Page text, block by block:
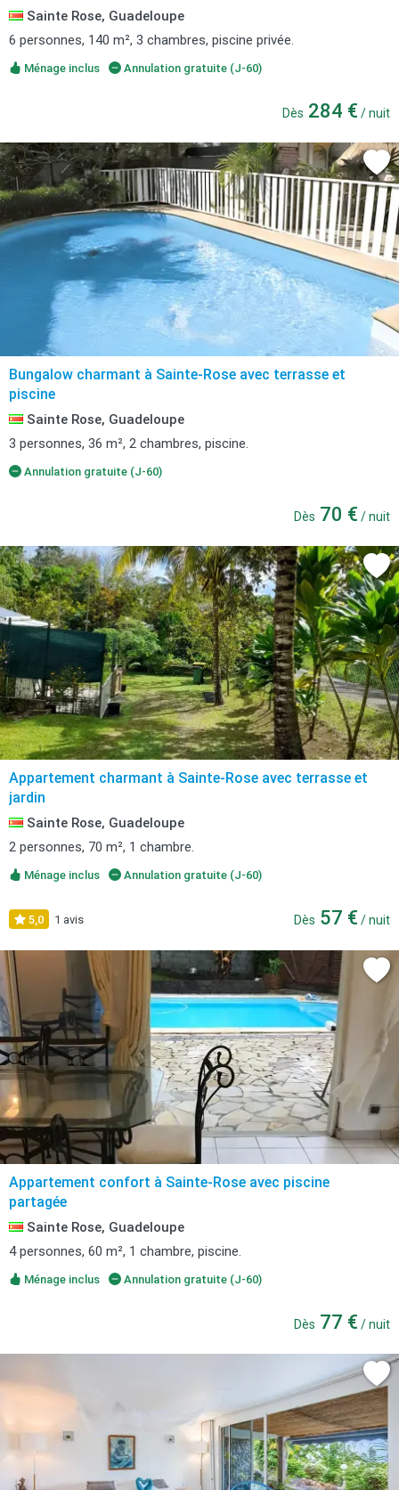
Sainte Rose, Guadeloupe
6 personnes, 140 m², 3 chambres, piscine privée.
Ménage inclus Annulation gratuite (J-60)
Dès 284 € / nuit
Bungalow charmant à Sainte-Rose avec terrasse et
piscine
Sainte Rose, Guadeloupe
3 personnes, 36 m², 2 chambres, piscine.
Annulation gratuite (J-60)
Dès 70 € / nuit
Appartement charmant à Sainte-Rose avec terrasse et
jardin
Sainte Rose, Guadeloupe
2 personnes, 70 m², 1 chambre.
Ménage inclus Annulation gratuite (J-60)
5,0 1 avis Dès 57 € / nuit
Appartement confort à Sainte-Rose avec piscine
partagée
Sainte Rose, Guadeloupe
4 personnes, 60 m², 1 chambre, piscine.
Ménage inclus Annulation gratuite (J-60)
Dès 77 € / nuit